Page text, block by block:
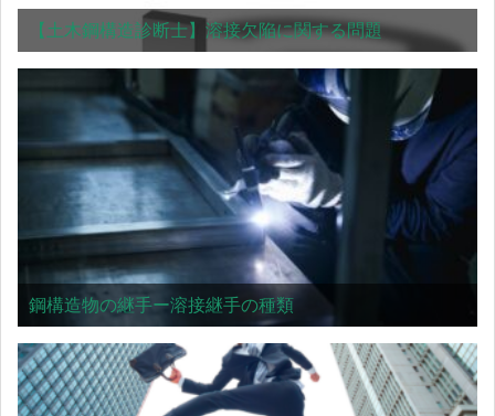
【土木鋼構造診断士】溶接欠陥に関する問題
鋼構造物の継手ー溶接継手の種類